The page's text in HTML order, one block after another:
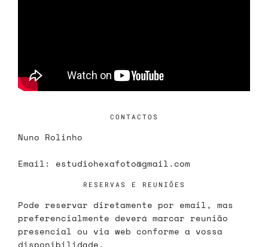
CONTACTOS
Nuno Rolinho
Email: estudiohexafoto@gmail.com
RESERVAS E REUNIÕES
Pode reservar diretamente por email, mas
preferencialmente deverá marcar reunião
presencial ou via web conforme a vossa
disponibilidade.